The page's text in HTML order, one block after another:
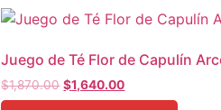
Juego de Té Flor de Capulín
$1,870.00 Original
price
$1,640.00Current
price